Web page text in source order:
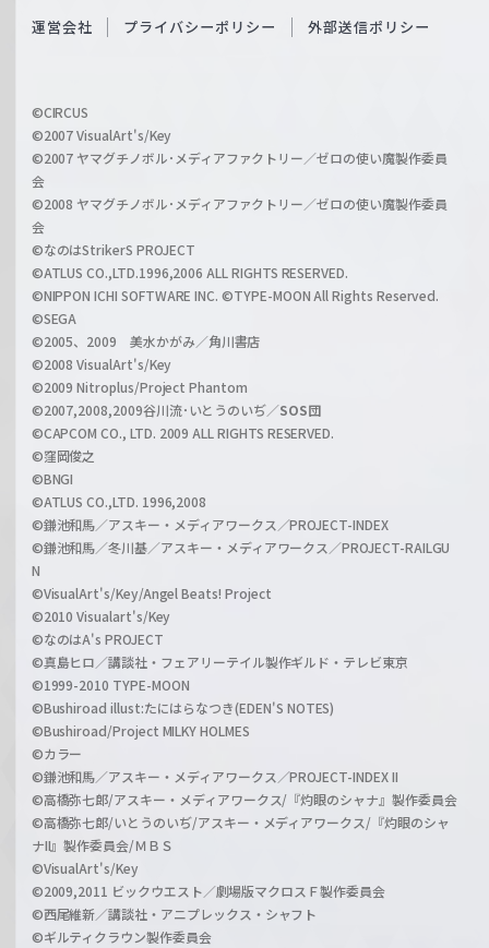
c
a
r
z
O
i
l
h
a
n
l
運営会社 プライバシーポリシー 外部送信ポリシー
©CIRCUS
©2007 VisualArt's/Key
©2007 ヤマグチノボル･メディアファクトリー／ゼロの使い魔製作委員
会
©2008 ヤマグチノボル･メディアファクトリー／ゼロの使い魔製作委員
会
©なのはStrikerS PROJECT
©ATLUS CO.,LTD.1996,2006 ALL RIGHTS RESERVED.
©NIPPON ICHI SOFTWARE INC. ©TYPE-MOON All Rights Reserved.
©SEGA
©2005、2009 美水かがみ／角川書店
©2008 VisualArt's/Key
©2009 Nitroplus/Project Phantom
©2007,2008,2009谷川流･いとうのいぢ／SOS団
©CAPCOM CO., LTD. 2009 ALL RIGHTS RESERVED.
©窪岡俊之
©BNGI
©ATLUS CO.,LTD. 1996,2008
©鎌池和馬／アスキー・メディアワークス／PROJECT-INDEX
©鎌池和馬／冬川基／アスキー・メディアワークス／PROJECT-RAILGU
N
©VisualArt's/Key/Angel Beats! Project
©2010 Visualart's/Key
©なのはA's PROJECT
©真島ヒロ／講談社・フェアリーテイル製作ギルド・テレビ東京
©1999-2010 TYPE-MOON
©Bushiroad illust:たにはらなつき(EDEN'S NOTES)
©Bushiroad/Project MILKY HOLMES
©カラー
©鎌池和馬／アスキー・メディアワークス／PROJECT-INDEX II
©高橋弥七郎/アスキー・メディアワークス/『灼眼のシャナ』製作委員会
©高橋弥七郎/いとうのいぢ/アスキー・メディアワークス/『灼眼のシャ
ナII』製作委員会/ＭＢＳ
©VisualArt's/Key
©2009,2011 ビックウエスト／劇場版マクロスＦ製作委員会
©西尾維新／講談社・アニプレックス・シャフト
©ギルティクラウン製作委員会